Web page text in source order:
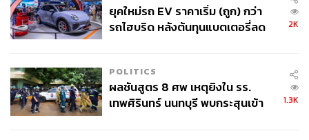
ยุคใหม่รถ EV ราคาเริ่ม (ถูก) กว่า
รถไฮบริด หลังต้นทุนแบตเตอรี่ลด
2K
POLITICS
ผลชันสูตร 8 ศพ เหตุยิงใน รร.
เทพศิรินทร์ นนทบุรี พบกระสุนเข้า
1.3K